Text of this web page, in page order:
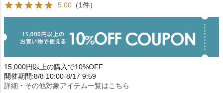
5.00 （1件）
15,000円以上の購入で10%OFF
開催期間:8/8 10:00-8/17 9:59
詳細・その他対象アイテム一覧はこちら